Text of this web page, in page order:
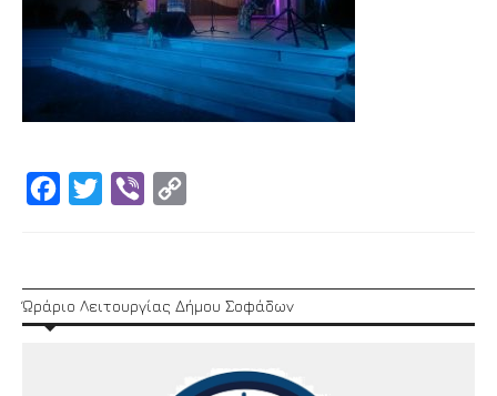
Facebook
Twitter Viber
Ώράριο Λειτουργίας Δήμου Σοφάδων